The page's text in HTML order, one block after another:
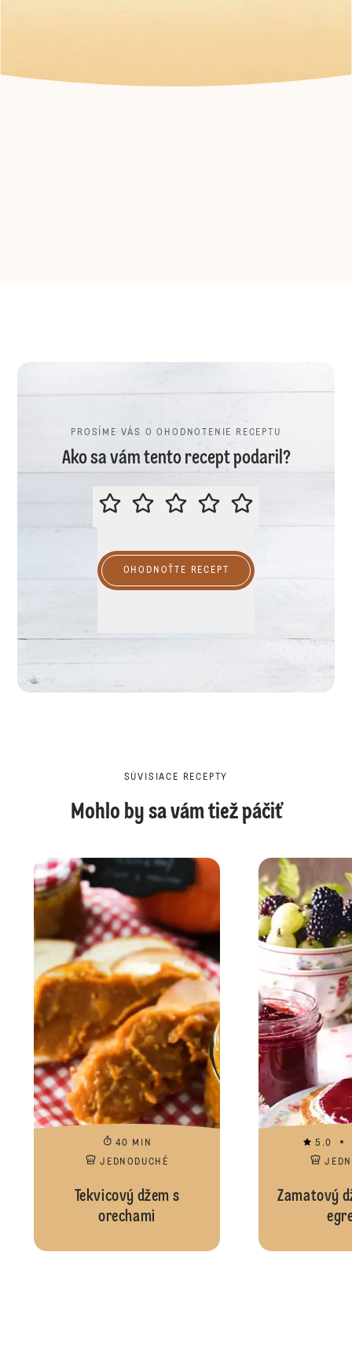
PROSÍME VÁS O OHODNOTENIE RECEPTU
Ako sa vám tento recept podaril?
PROSÍME VÁS O OHODNOTENIE
OHODNOŤTE RECEPT
SÚVISIACE RECEPTY
Mohlo by sa vám tiež páčiť
40 MIN
JEDNODUCHÉ
Tekvicový džem s
orechami
5.0
Zamatový